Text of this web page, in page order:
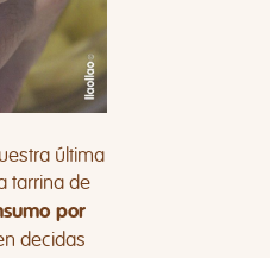
última
tarrina de
por
decidas